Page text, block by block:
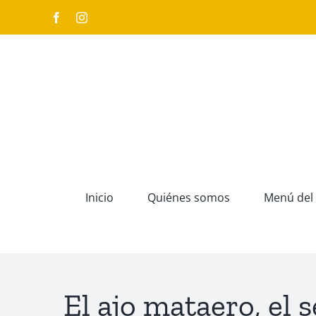
FacebookInstagram
Inicio Quiénes somos Menú del
El ajo mataero, el